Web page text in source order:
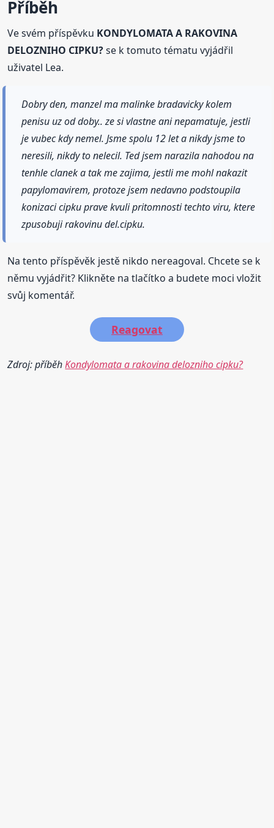
Příběh
Ve svém příspěvku KONDYLOMATA A RAKOVINA
DELOZNIHO CIPKU?se k tomuto tématu vyjádřil
uživatel Lea.
Dobry den, manzel ma malinke bradavicky kolem
penisu uz od doby.. ze si vlastne ani nepamatuje, jestli
je vubec kdy nemel. Jsme spolu 12 let a nikdy jsme to
neresili, nikdy to nelecil. Ted jsem narazila nahodou na
tenhle clanek a tak me zajima, jestli me mohl nakazit
papylomavirem, protoze jsem nedavno podstoupila
konizaci cipku prave kvuli pritomnosti techto viru, ktere
zpusobuji rakovinu del.cipku.
Na tento příspěvěk jestě nikdo nereagoval. Chcete se k
němu vyjádřit? Klikněte na tlačítko a budete moci vložit
svůj komentář.
Reagovat
Zdroj: příběhKondylomata a rakovina delozniho cipku?